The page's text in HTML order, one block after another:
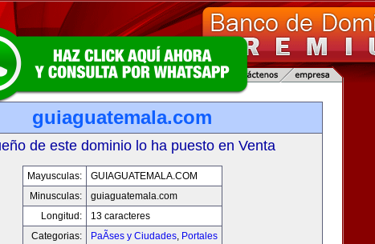
guiaguatemala.com
de este dominio lo ha puesto en Venta
Mayusculas:
GUIAGUATEMALA.COM
Minusculas:
guiaguatemala.com
Longitud:
13 caracteres
Categorias:
PaÃ­ses y Ciudades, Portales